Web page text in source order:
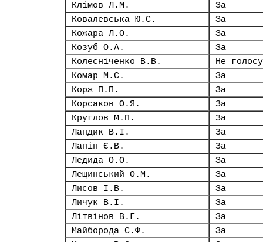
Клімов Л.М.
За
Ковалевська Ю.С.
За
Кожара Л.О.
За
Козуб О.А.
За
Колесніченко В.В.
Не
Комар М.С.
За
Корж П.П.
За
Корсаков О.Я.
За
Круглов М.П.
За
Ландик В.І.
За
Лапін Є.В.
За
Ледида О.О.
За
Лещинський О.М.
За
Лисов І.В.
За
Личук В.І.
За
Літвінов В.Г.
За
Майборода С.Ф.
За